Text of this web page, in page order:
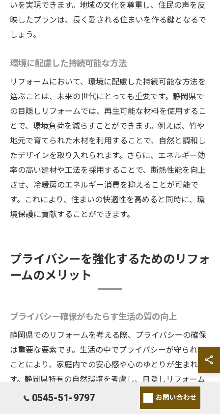
いを実現できます。地域の文化を尊重し、住民の声を反
映したプランは、長く愛される住まいを作る鍵となるで
しょう。
環境に配慮した持続可能な方法
リフォームにおいて、環境に配慮した持続可能な方法を
選ぶことは、未来の世代にとっても重要です。静岡県で
の目隠しリフォームでは、再生可能な材料を使用するこ
とで、環境負荷を減らすことができます。例えば、竹や
地元で育てられた木材を利用することで、自然と調和し
たデザインを取り入れられます。さらに、エネルギー効
率の高い建材や工法を採用することで、断熱性能を向上
させ、冷暖房のエネルギー消費を抑えることが可能で
す。これにより、住まいの快適性を高めると同時に、環
境保護に貢献することができます。
プライバシーを強化するためのリフォ
ームのメリット
プライバシー確保がもたらす生活の質の向上
静岡県でのリフォームを考える際、プライバシーの確保
は重要な要素です。生活の中でプライバシーが守られる
ことにより、家庭内での安心感や心のゆとりが生まれま
す。静岡県特有の自然環境を考慮し、目隠しリフォーム
を実施することで、隣接する住宅や通行人の視線を遮る
ことが可能です。これにより、外部への警戒心を軽減
0545-51-9797 お問い合わせ